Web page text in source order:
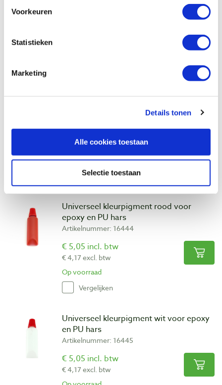
Voorkeuren
Statistieken
Marketing
Details tonen
Alle cookies toestaan
Selectie toestaan
Universeel kleurpigment groen voor
€ 4,17 excl. btw
Op voorraad
Vergelijken
Universeel kleurpigment rood voor
epoxy en PU hars
Artikelnummer: 16444
€ 5,05 incl. btw
€ 4,17 excl. btw
Op voorraad
Vergelijken
Universeel kleurpigment wit voor epoxy
en PU hars
Artikelnummer: 16445
€ 5,05 incl. btw
€ 4,17 excl. btw